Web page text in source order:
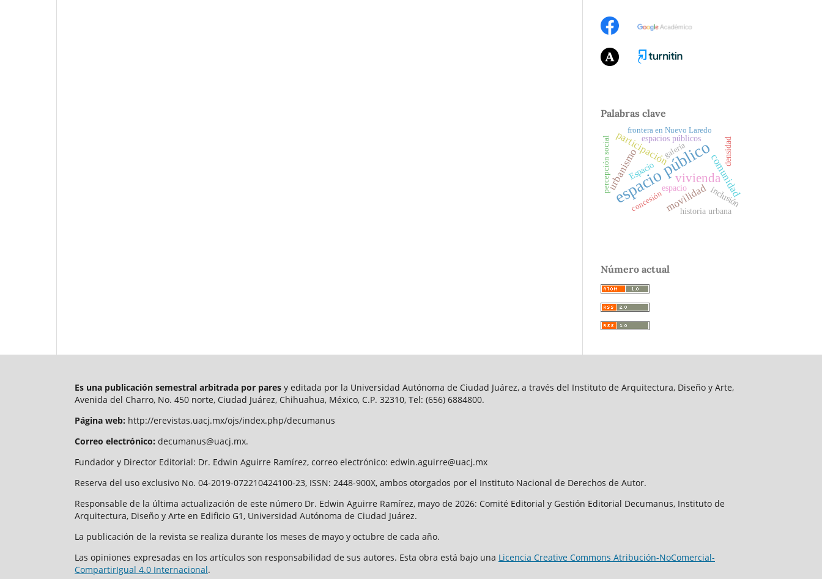
Palabras clave
espacio público
viviendacomunidad
movilidad
participación
urbanismo espacio
densidad
historia urbana
espacios públicos
Espacio
inclusión
concesión
percepción social galería
frontera en Nuevo Laredo
Número actual
Es una publicación semestral arbitrada por pares y editada por la Universidad Autónoma de Ciudad Juárez, a través del Instituto de Arquitectura, Diseño y Arte,
Avenida del Charro, No. 450 norte, Ciudad Juárez, Chihuahua, México, C.P. 32310, Tel: (656) 6884800.
Página web: http://erevistas.uacj.mx/ojs/index.php/decumanus
Correo electrónico: decumanus@uacj.mx.
Fundador y Director Editorial: Dr. Edwin Aguirre Ramírez, correo electrónico: edwin.aguirre@uacj.mx
Reserva del uso exclusivo No. 04-2019-072210424100-23, ISSN: 2448-900X, ambos otorgados por el Instituto Nacional de Derechos de Autor.
Responsable de la última actualización de este número Dr. Edwin Aguirre Ramírez, mayo de 2026: Comité Editorial y Gestión Editorial Decumanus, Instituto de
Arquitectura, Diseño y Arte en Edificio G1, Universidad Autónoma de Ciudad Juárez.
La publicación de la revista se realiza durante los meses de mayo y octubre de cada año.
Las opiniones expresadas en los artículos son responsabilidad de sus autores. Esta obra está bajo una Licencia Creative Commons Atribución-NoComercial-
CompartirIgual 4.0 Internacional.